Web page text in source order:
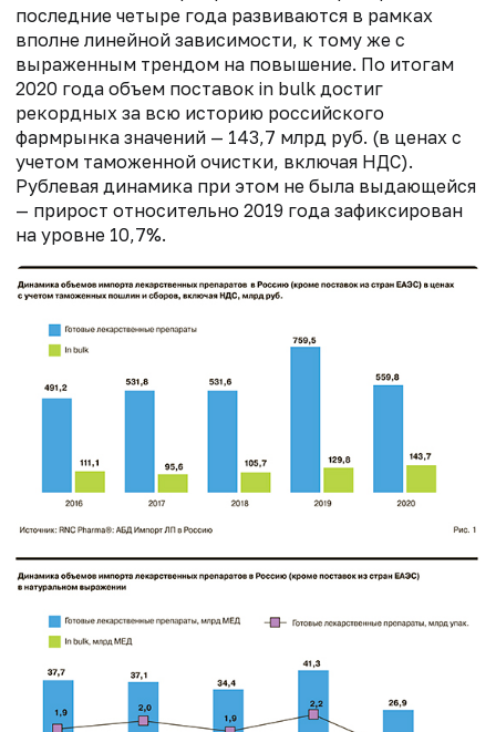
последние четыре года развиваются в рамках
вполне линейной зависимости, к тому же с
выраженным трендом на повышение. По итогам
2020 года объем поставок in bulk достиг
рекордных за всю историю российского
фармрынка значений — 143,7 млрд руб. (в ценах с
учетом таможенной очистки, включая НДС).
Рублевая динамика при этом не была выдающейся
— прирост относительно 2019 года зафиксирован
на уровне 10,7%.